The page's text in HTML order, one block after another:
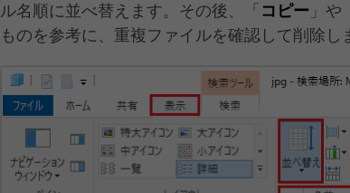
ル名順に並べ替えます。その後、「 コピー 」や
ものを参考に、重複ファイルを確認して削除し